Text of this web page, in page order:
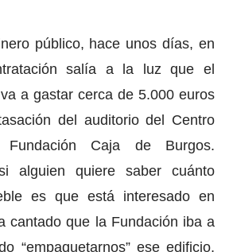
público, hace unos días, en
salía a la luz que el
a gastar cerca de 5.000 euros
del auditorio del Centro
Caja de Burgos.
alguien quiere saber cuánto
es que está interesado en
cantado que la Fundación iba a
“empaquetarnos” ese edificio,